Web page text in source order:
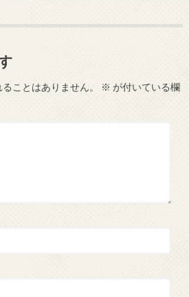
ことはありません。 ※ が付いている欄